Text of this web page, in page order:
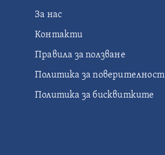
За нас
Контакти
Правила за ползване
Политика за поверителност
Политика за бисквитките